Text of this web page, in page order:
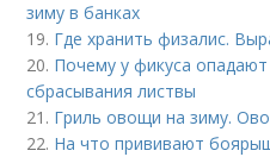
зиму в банках
19. Где хранить физалис.
20. Почему у фикуса
сбрасывания листвы
21. Гриль овощи на зиму.
22. На что прививают